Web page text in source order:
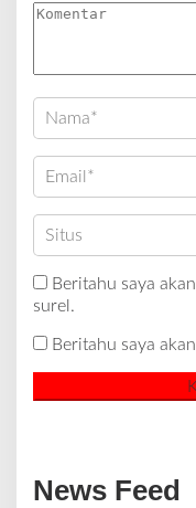
Beritahu saya
surel.
Beritahu saya
News Feed